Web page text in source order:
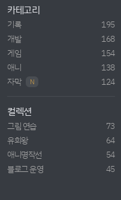
카테고리
기록
195
개발
168
게임
154
애니
138
자막
N 124
컬렉션
그림 연습
73
유희왕
64
애니명작선
54
블로그 운영
45